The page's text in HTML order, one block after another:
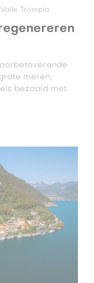
Trompia
meren,
bezaaid met